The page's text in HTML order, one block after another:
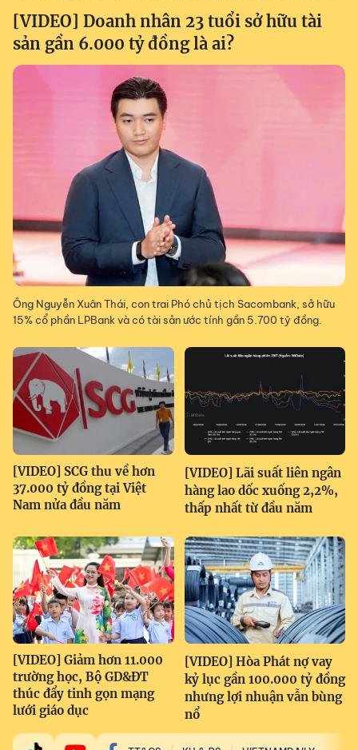
[VIDEO] Doanh nhân 23 tuổi sở hữu tài
sản gần 6.000 tỷ đồng là ai?
Ông Nguyễn Xuân Thái, con trai Phó chủ tịch Sacombank, sở hữu
15% cổ phần LPBank và có tài sản ước tính gần 5.700 tỷ đồng.
[VIDEO] SCG thu về hơn
37.000 tỷ đồng tại Việt
Nam nửa đầu năm
[VIDEO] Lãi suất liên ngân
hàng lao dốc xuống 2,2%,
thấp nhất từ đầu năm
[VIDEO] Giảm hơn 11.000
trường học, Bộ GD&ĐT
thúc đẩy tinh gọn mạng
lưới giáo dục
[VIDEO] Hòa Phát nợ vay
kỷ lục gần 100.000 tỷ đồng
nhưng lợi nhuận vẫn bùng
nổ